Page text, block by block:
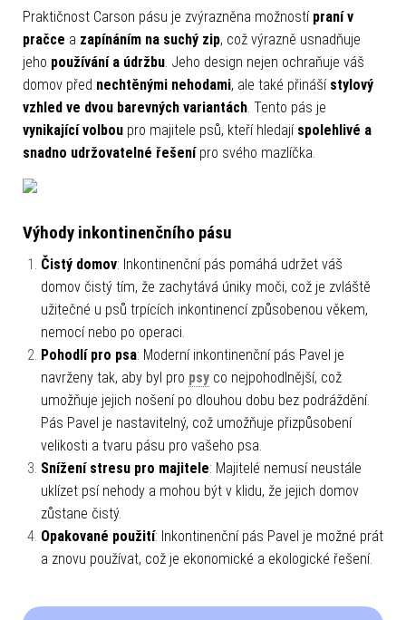
Praktičnost Carson pásu je zvýrazněna možností praní v
pračce a zapínáním na suchý zip, což výrazně usnadňuje
jeho používání a údržbu. Jeho design nejen ochraňuje váš
domov před nechtěnými nehodami, ale také přináší stylový
vzhled ve dvou barevných variantách. Tento pás je
vynikající volbou pro majitele psů, kteří hledají spolehlivé a
snadno udržovatelné řešenípro svého mazlíčka.
Výhody inkontinenčního pásu
Čistý domov: Inkontinenční pás pomáhá udržet váš
domov čistý tím, že zachytává úniky moči, což je zvláště
užitečné u psů trpících inkontinencí způsobenou věkem,
nemocí nebo po operaci.
Pohodlí pro psa: Moderní inkontinenční pás Pavel je
navrženy tak, aby byl pro psy co nejpohodlnější, což
umožňuje jejich nošení po dlouhou dobu bez podráždění.
Pás Pavel je nastavitelný, což umožňuje přizpůsobení
velikosti a tvaru pásu pro vašeho psa.
Snížení stresu pro majitele: Majitelé nemusí neustále
uklízet psí nehody a mohou být v klidu, že jejich domov
zůstane čistý.
Opakované použití: Inkontinenční pás Pavel je možné prát
a znovu používat, což je ekonomické a ekologické řešení.